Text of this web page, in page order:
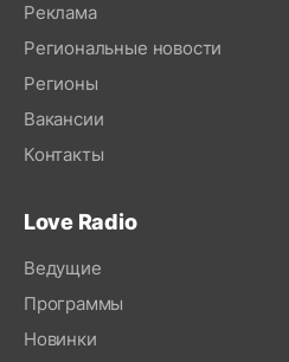
Реклама
Региональные новости
Регионы
Вакансии
Контакты
Love Radio
Ведущие
Программы
Новинки